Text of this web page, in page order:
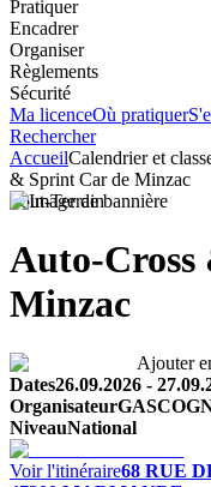
Pratiquer
Encadrer
Organiser
Règlements
Sécurité
Ma licenceOù pratiquer
Rechercher
AccueilCalendrier et
& Sprint Car de Minzac
Tout-Terrain
Auto-
Minzac
Ajouter
Dates26.09.2026 -
Organisateur
NiveauNational
Voir l'itinéraire68 RUE